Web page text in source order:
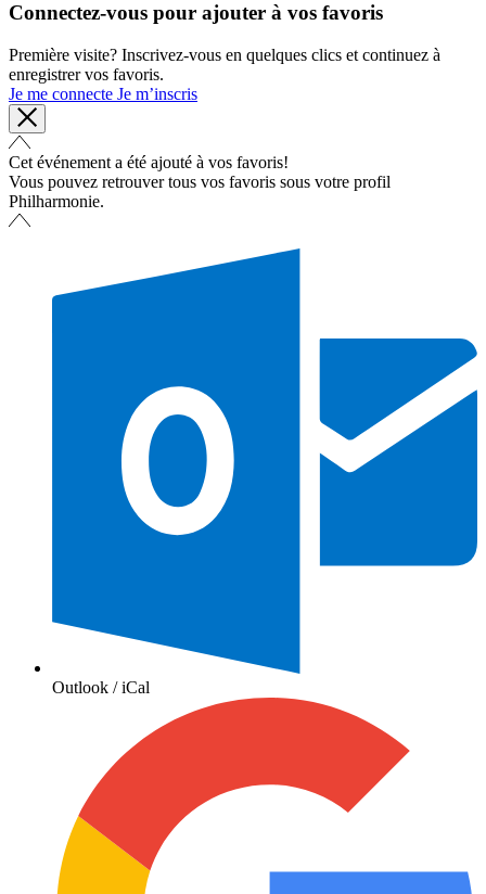
Connectez-vous pour ajouter à vos favoris
Première visite? Inscrivez-vous en quelques clics et continuez à
enregistrer vos favoris.
Je me connecte Je m’inscris
Cet événement a été ajouté à vos favoris!
Vous pouvez retrouver tous vos favoris sous votre profil
Philharmonie.
Outlook / iCal